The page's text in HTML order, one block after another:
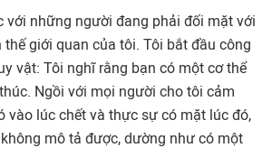
với những người đang phải đối mặt với
giới quan của tôi. Tôi bắt đầu công
vật: Tôi nghĩ rằng bạn có một cơ thể
Ngồi với mọi người cho tôi cảm
vào lúc chết và thực sự có mặt lúc đó,
mô tả được, dường như có một